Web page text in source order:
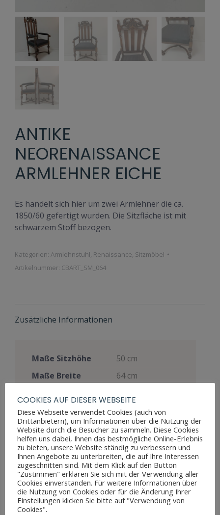
ANTIKE
NEORENAISSANCE
ARMLEHNER EICHE
Es handelt sich hier um zwei Armlehner die ca.
1850/60 gefertigt wurden. Die Sitzfläche ist mit
schwarzem Stoff bezogen.
Kategorien: Armlehnstuhl, Renaissance, Sitzmöbel
Artikelnummer: CBART_SM_064
Zusätzliche Informationen
Maße Sitzhöhe
50 cm
Maße Breite
64 cm
Materialien
Eiche
Stil
Neorenaissance
Möbelart
Sitzmöbel
Restaurierung
restauriert
Restaurierungsjahr
2015
Gut, voll
funktionsfähig,
COOKIES AUF DIESER WEBSEITE
Diese Webseite verwendet Cookies (auch von
Drittanbietern), um Informationen über die Nutzung der
Website durch die Besucher zu sammeln. Diese Cookies
helfen uns dabei, Ihnen das bestmögliche Online-Erlebnis
zu bieten, unsere Website ständig zu verbessern und
Ihnen Angebote zu unterbreiten, die auf Ihre Interessen
zugeschnitten sind. Mit dem Klick auf den Button
"Zustimmen" erklären Sie sich mit der Verwendung aller
Cookies einverstanden. Für weitere Informationen über
die Nutzung von Cookies oder für die Änderung Ihrer
Einstellungen klicken Sie bitte auf "Verwendung von
Cookies".